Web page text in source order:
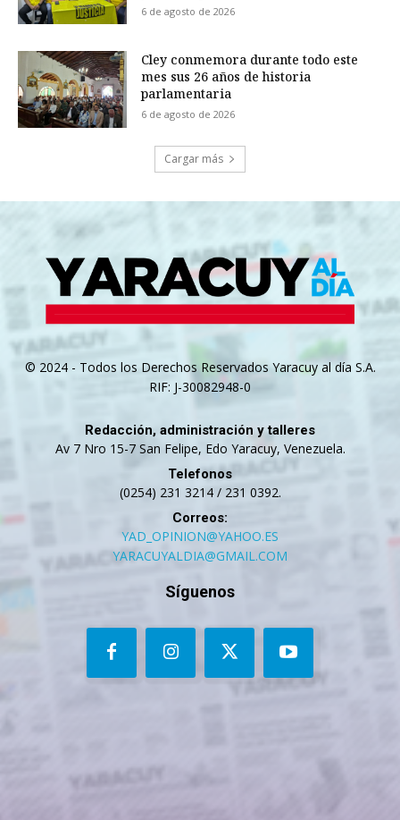
6 de agosto de 2026
Cley conmemora durante todo este
mes sus 26 años de historia
parlamentaria
6 de agosto de 2026
Cargar más
© 2024 - Todos los Derechos Reservados Yaracuy al día S.A.
RIF: J-30082948-0
Redacción, administración y talleres
Av 7 Nro 15-7 San Felipe, Edo Yaracuy, Venezuela.
Telefonos
(0254) 231 3214 / 231 0392.
Correos:
YAD_OPINION@YAHOO.ES
YARACUYALDIA@GMAIL.COM
Síguenos